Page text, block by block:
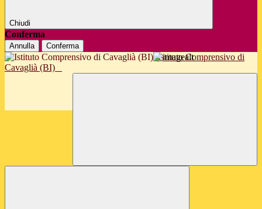
Chiudi
Conferma
Annulla Conferma
Istituto Comprensivo di
Cavaglià (BI)